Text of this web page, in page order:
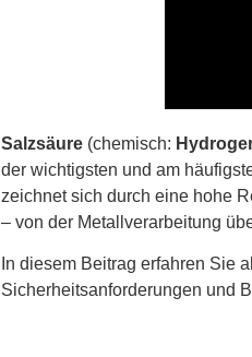
Salzsäure (chemisch:
der wichtigsten und am
zeichnet sich durch eine hohe
– von der Metallverarbeitung
In diesem Beitrag erfahren Sie
Sicherheitsanforderungen und